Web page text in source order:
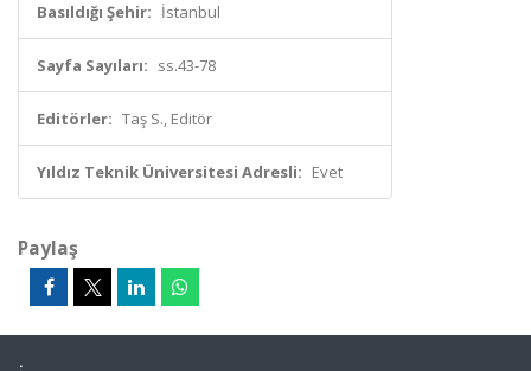
Basıldığı Şehir: İstanbul
Sayfa Sayıları: ss.43-78
Editörler: Taş S., Editör
Yıldız Teknik Üniversitesi Adresli: Evet
Paylaş